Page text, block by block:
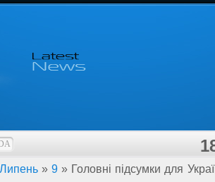
Липень » 9» Головні підсумки для